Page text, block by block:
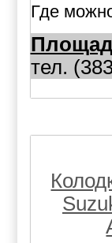
Где
тел.